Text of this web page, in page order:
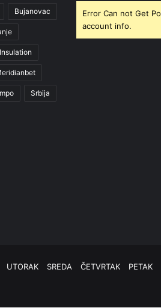
Bujanovac
Srbija
Error Can not Get
account info.
UTORAK SREDA ČETVRTAK PETAK